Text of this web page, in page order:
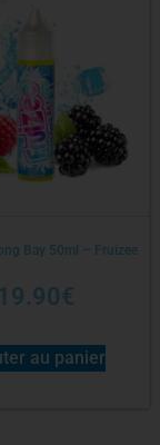
Bay 50ml – Fruizee
19.90€
au panier